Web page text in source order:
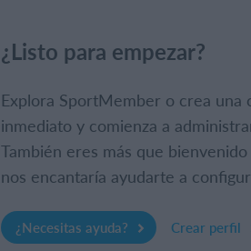
¿Listo para empezar?
Explora SportMember o crea una
inmediato y comienza a
También eres más que
nos encantaría ayudarte a
¿Necesitas ayuda? Crear perfil